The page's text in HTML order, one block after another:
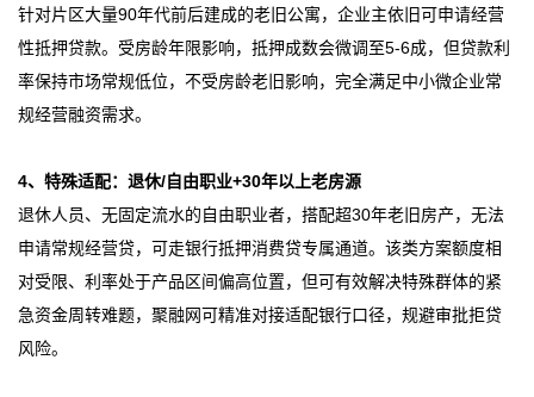
针对片区大量90年代前后建成的老旧公寓，企业主依旧可申请经营
性抵押贷款。受房龄年限影响，抵押成数会微调至5-6成，但贷款利
率保持市场常规低位，不受房龄老旧影响，完全满足中小微企业常
规经营融资需求。
4、特殊适配：退休/自由职业+30年以上老房源
退休人员、无固定流水的自由职业者，搭配超30年老旧房产，无法
申请常规经营贷，可走银行抵押消费贷专属通道。该类方案额度相
对受限、利率处于产品区间偏高位置，但可有效解决特殊群体的紧
急资金周转难题，聚融网可精准对接适配银行口径，规避审批拒贷
风险。